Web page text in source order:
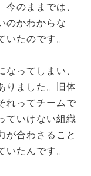
今のままでは、
のかわからな
いたのです。
なってしまい、
りました。旧体
れってチームで
ていけない組織
が合わさること
いたんです。